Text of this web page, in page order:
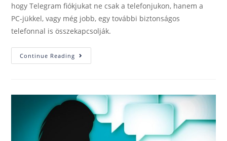
hogy Telegram fiókjukat ne csak a telefonjukon, hanem a
PC-jükkel, vagy még jobb, egy további biztonságos
telefonnal is összekapcsolják.
Continue Reading